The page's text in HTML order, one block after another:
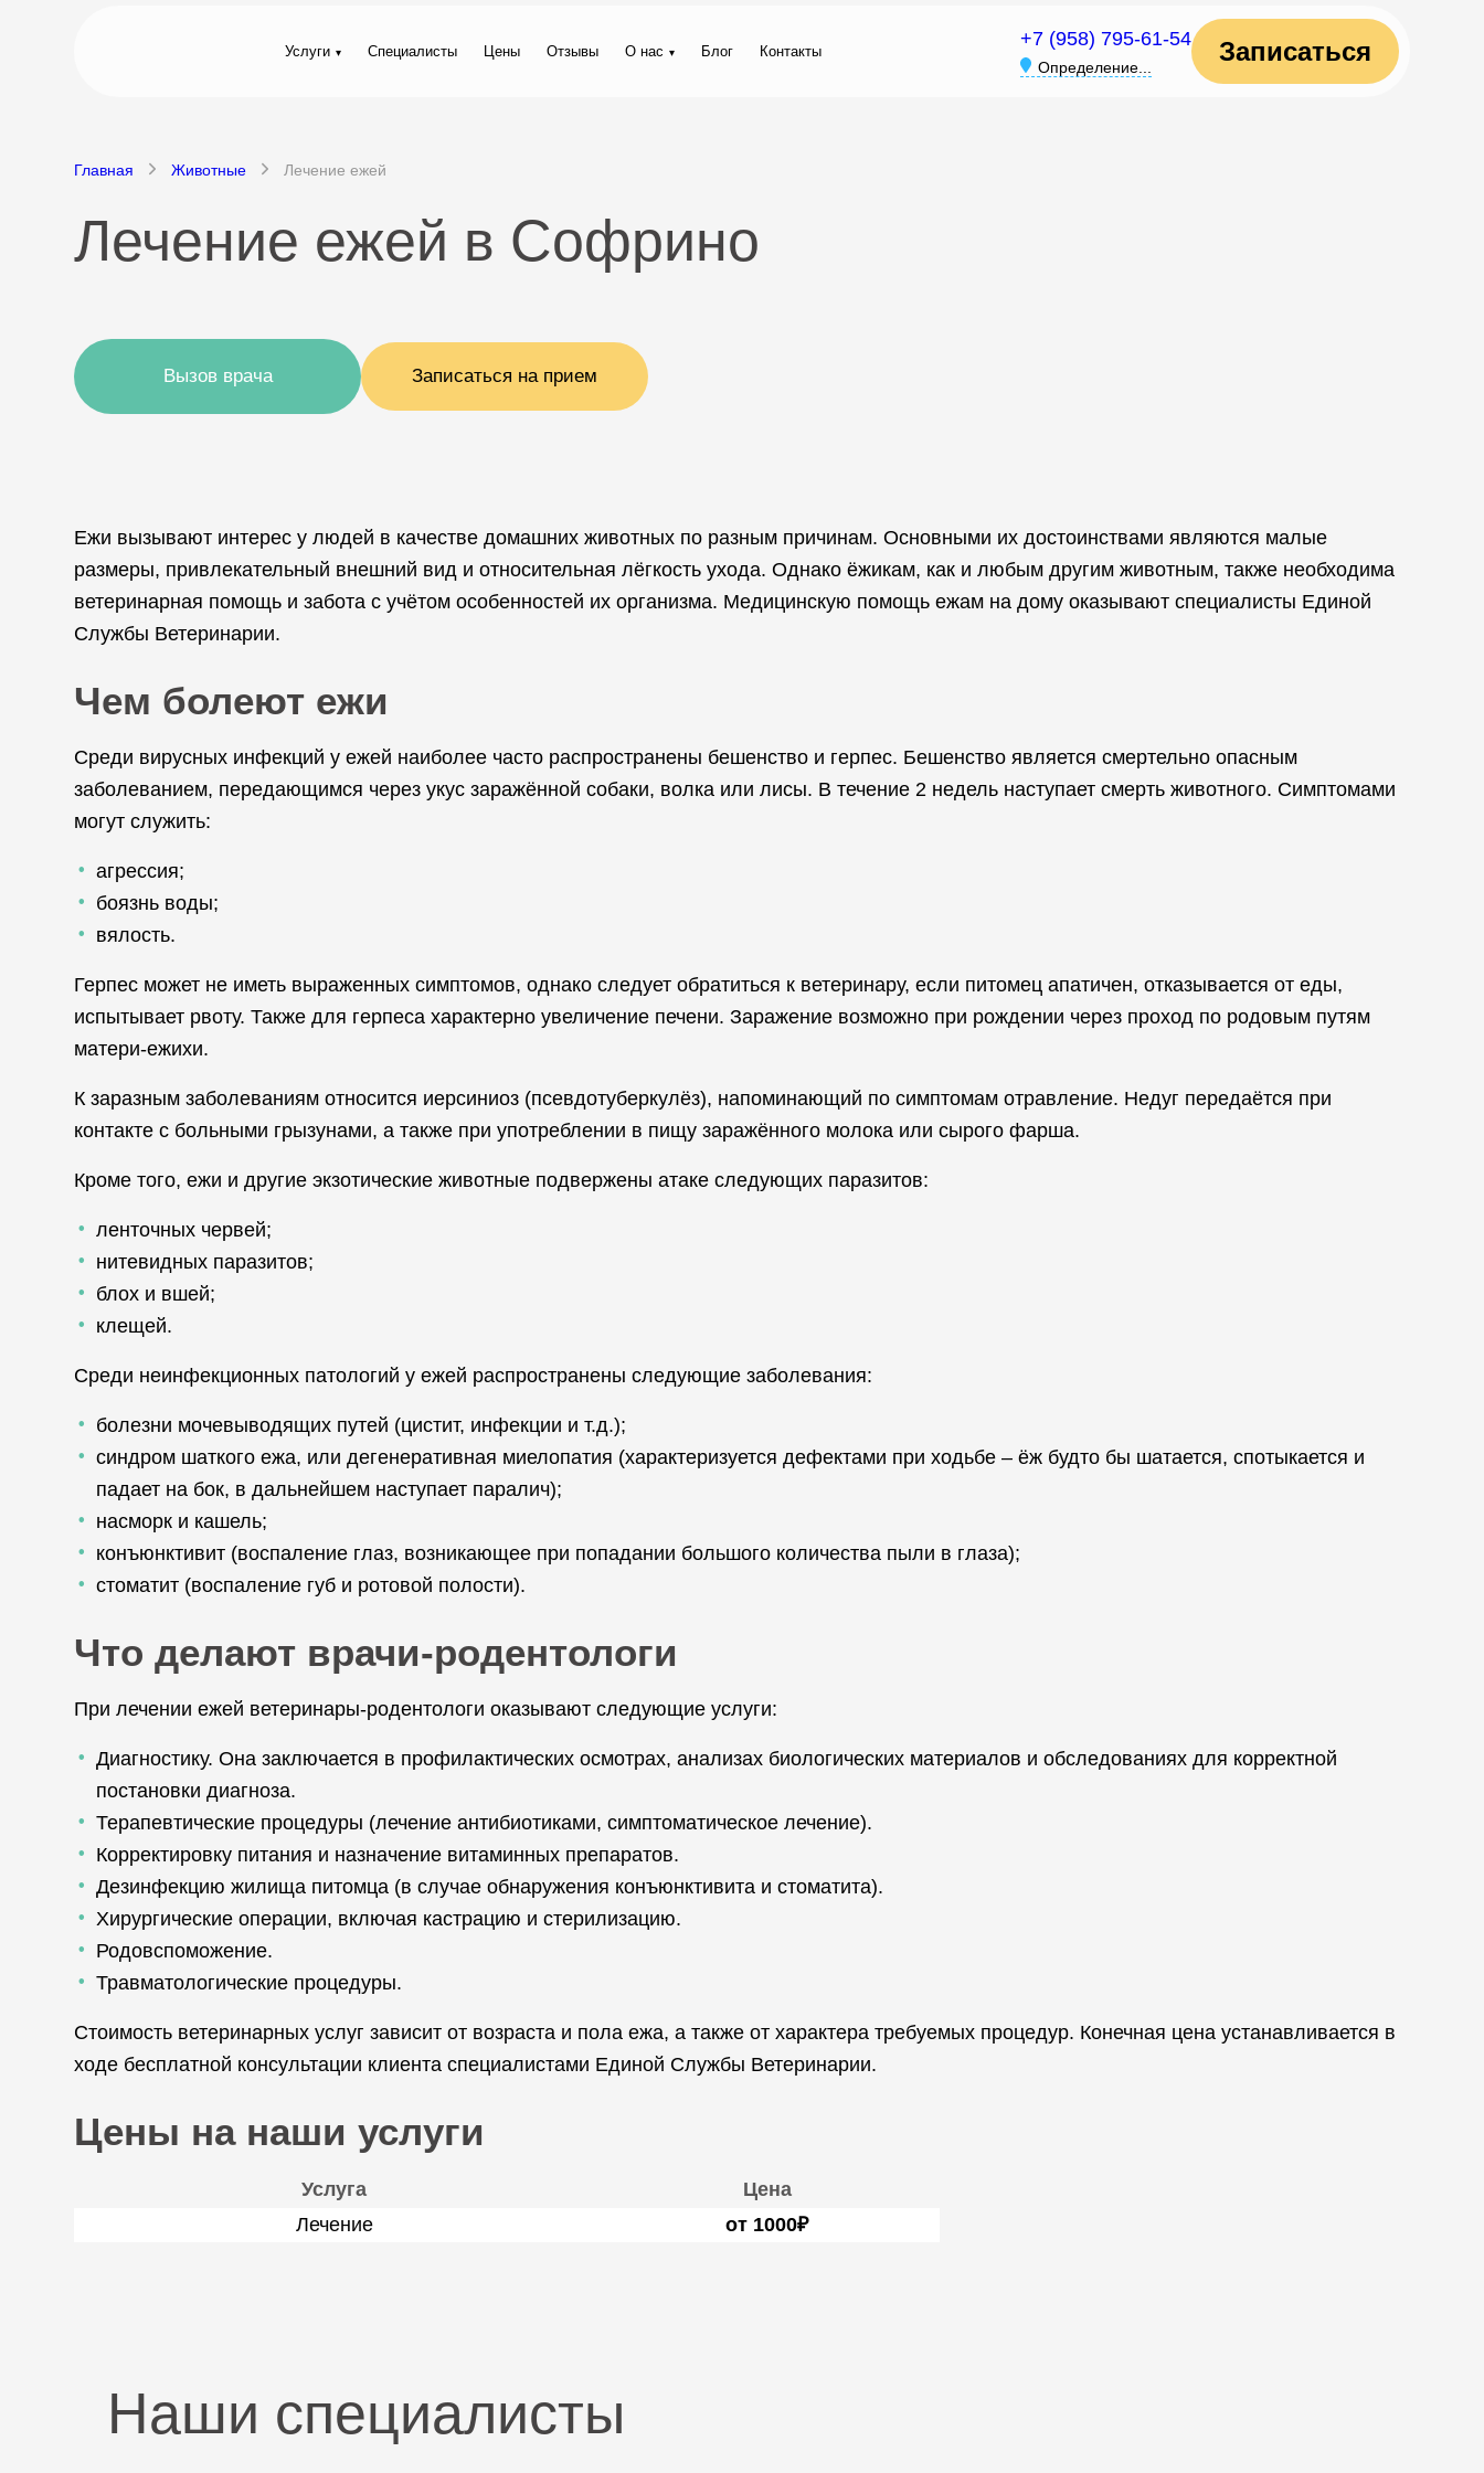
Услуги Специалисты Цены Отзывы О нас Блог Контакты
+7 (958) 795-61-54
Определение...
Записаться
Главная Животные Лечение ежей
Лечение ежей в Софрино
Вызов врача Записаться на прием
Ежи вызывают интерес у людей в качестве домашних животных по разным причинам. Основными их достоинствами являются малые
размеры, привлекательный внешний вид и относительная лёгкость ухода. Однако ёжикам, как и любым другим животным, также необходима
ветеринарная помощь и забота с учётом особенностей их организма. Медицинскую помощь ежам на дому оказывают специалисты Единой
Службы Ветеринарии.
Чем болеют ежи
Среди вирусных инфекций у ежей наиболее часто распространены бешенство и герпес. Бешенство является смертельно опасным
заболеванием, передающимся через укус заражённой собаки, волка или лисы. В течение 2 недель наступает смерть животного. Симптомами
могут служить:
агрессия;
боязнь воды;
вялость.
Герпес может не иметь выраженных симптомов, однако следует обратиться к ветеринару, если питомец апатичен, отказывается от еды,
испытывает рвоту. Также для герпеса характерно увеличение печени. Заражение возможно при рождении через проход по родовым путям
матери-ежихи.
К заразным заболеваниям относится иерсиниоз (псевдотуберкулёз), напоминающий по симптомам отравление. Недуг передаётся при
контакте с больными грызунами, а также при употреблении в пищу заражённого молока или сырого фарша.
Кроме того, ежи и другие экзотические животные подвержены атаке следующих паразитов:
ленточных червей;
нитевидных паразитов;
блох и вшей;
клещей.
Среди неинфекционных патологий у ежей распространены следующие заболевания:
болезни мочевыводящих путей (цистит, инфекции и т.д.);
синдром шаткого ежа, или дегенеративная миелопатия (характеризуется дефектами при ходьбе – ёж будто бы шатается, спотыкается и
падает на бок, в дальнейшем наступает паралич);
насморк и кашель;
конъюнктивит (воспаление глаз, возникающее при попадании большого количества пыли в глаза);
стоматит (воспаление губ и ротовой полости).
Что делают врачи-родентологи
При лечении ежей ветеринары-родентологи оказывают следующие услуги:
Диагностику. Она заключается в профилактических осмотрах, анализах биологических материалов и обследованиях для корректной
постановки диагноза.
Терапевтические процедуры (лечение антибиотиками, симптоматическое лечение).
Корректировку питания и назначение витаминных препаратов.
Дезинфекцию жилища питомца (в случае обнаружения конъюнктивита и стоматита).
Хирургические операции, включая кастрацию и стерилизацию.
Родовспоможение.
Травматологические процедуры.
Стоимость ветеринарных услуг зависит от возраста и пола ежа, а также от характера требуемых процедур. Конечная цена устанавливается в
ходе бесплатной консультации клиента специалистами Единой Службы Ветеринарии.
Цены на наши услуги
Услуга
Цена
Лечение
от 1000₽
Наши специалисты